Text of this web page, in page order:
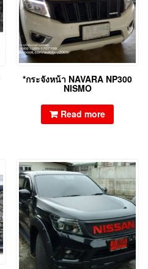
*กระจังหน้า NAVARA NP300
NISMO
Read more